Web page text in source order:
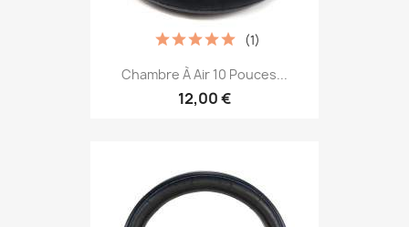
Chambre À Air 10 Pouces...
12,00 €
(1)